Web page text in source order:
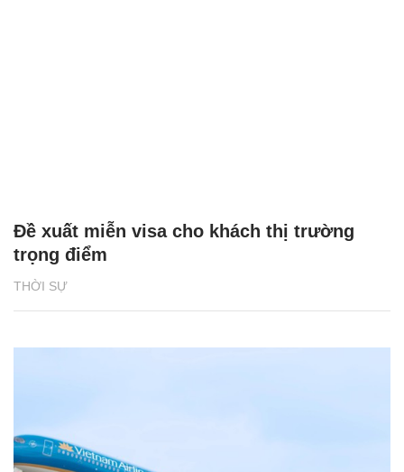
THỜI SỰ
Đề xuất miễn visa cho khách thị trường
trọng điểm